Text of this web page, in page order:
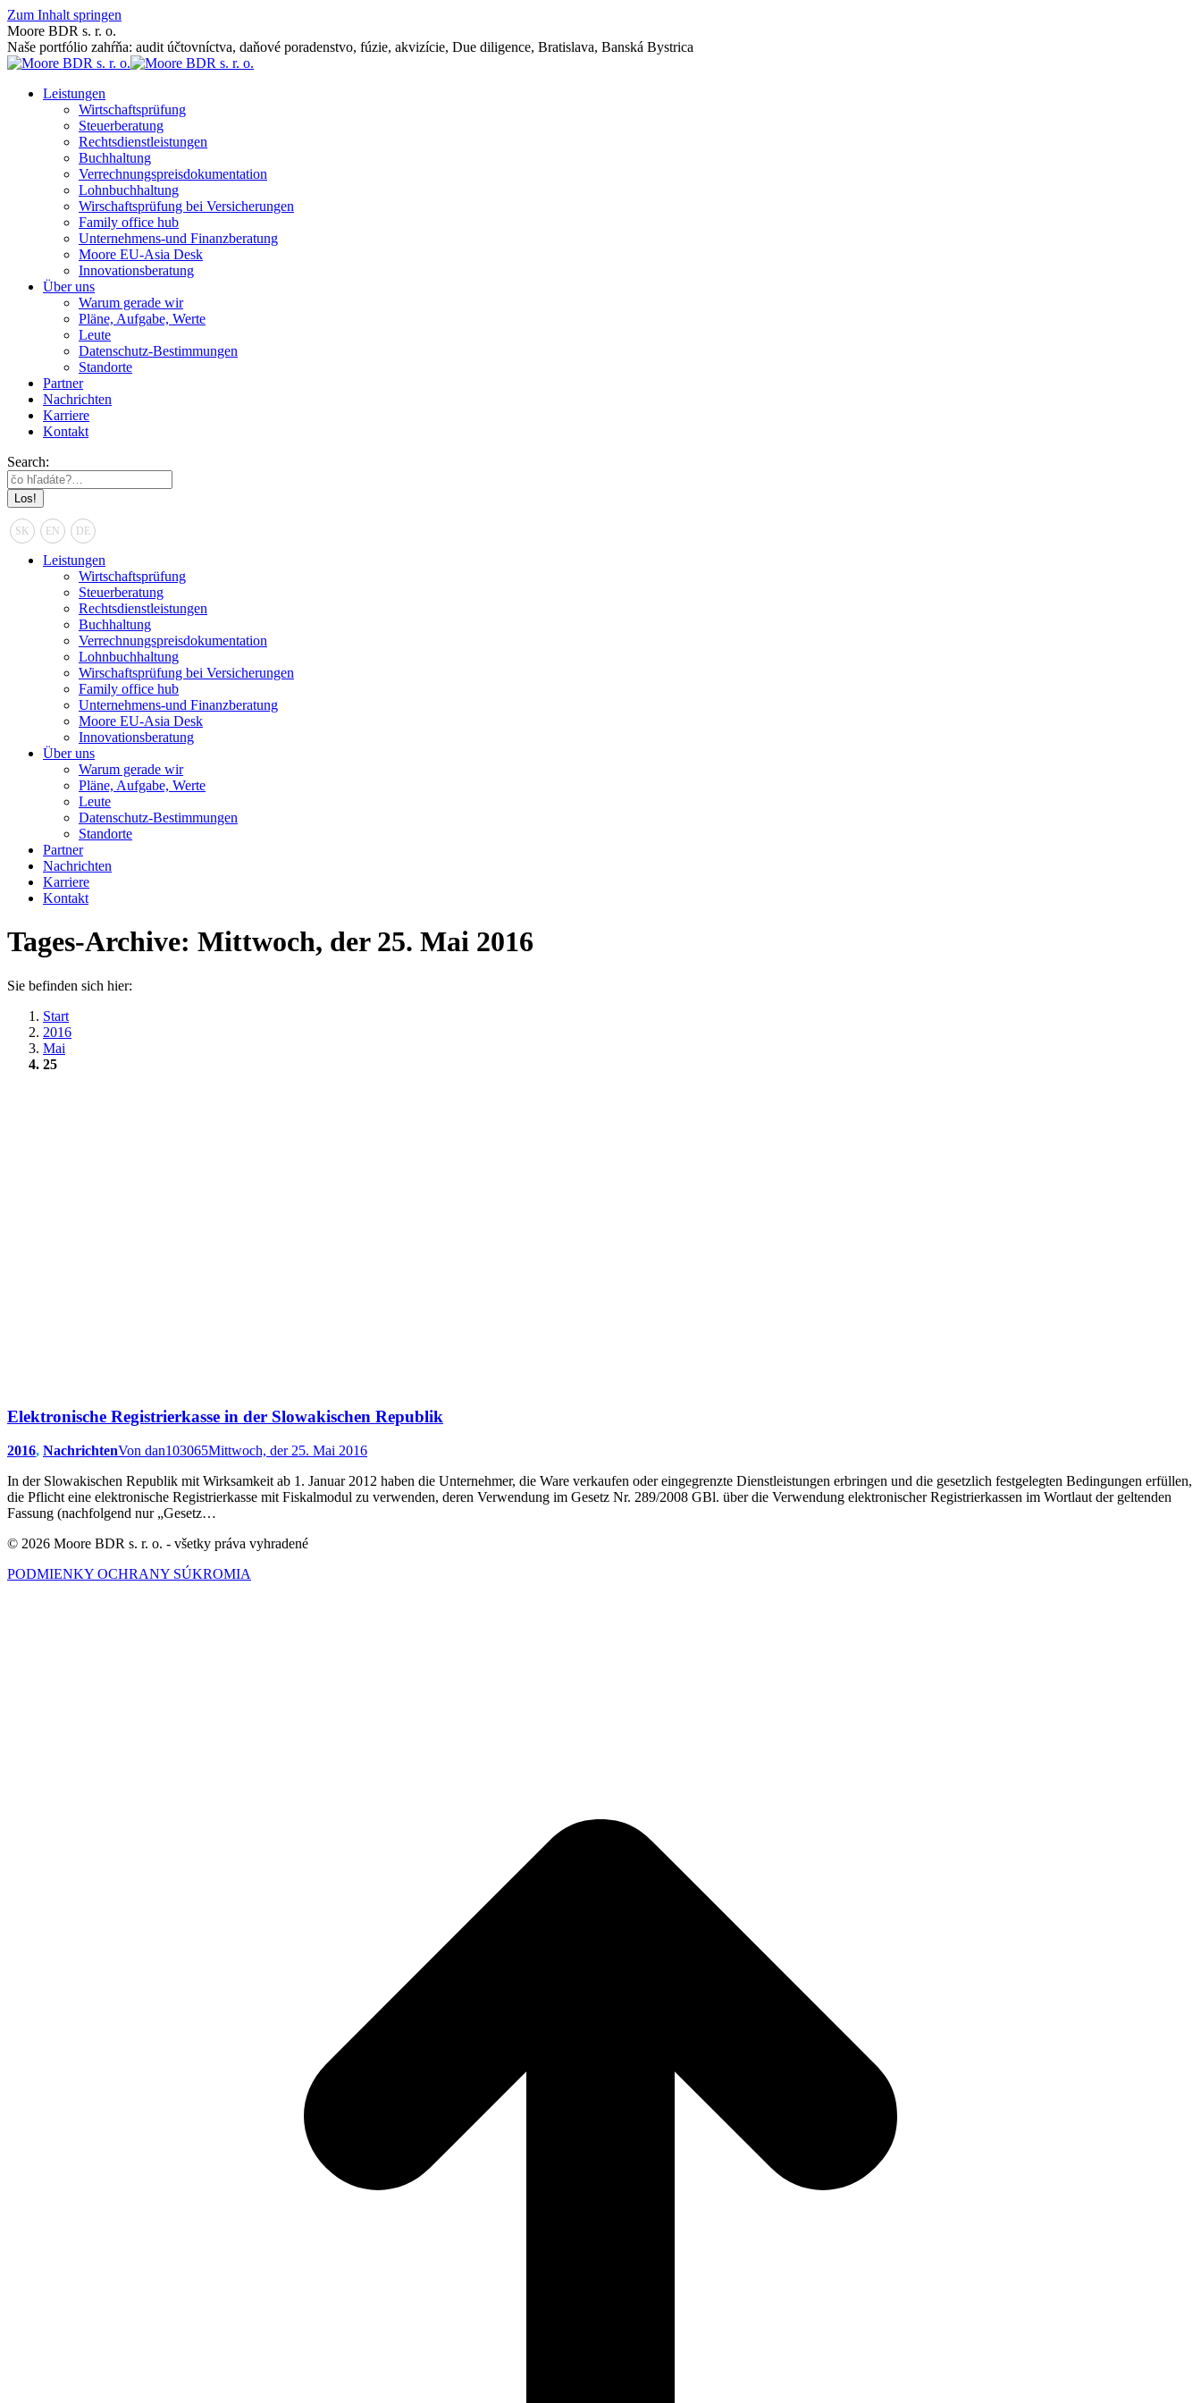
Zum Inhalt springen
Moore BDR s. r. o.
Naše portfólio zahŕňa: audit účtovníctva, daňové poradenstvo, fúzie, akvizície, Due diligence, Bratislava, Banská Bystrica
Leistungen
Wirtschaftsprüfung
Steuerberatung
Rechtsdienstleistungen
Buchhaltung
Verrechnungspreisdokumentation
Lohnbuchhaltung
Wirschaftsprüfung bei Versicherungen
Family office hub
Unternehmens-und Finanzberatung
Moore EU-Asia Desk
Innovationsberatung
Über uns
Warum gerade wir
Pläne, Aufgabe, Werte
Leute
Datenschutz-Bestimmungen
Standorte
Partner
Nachrichten
Karriere
Kontakt
Search:
SK EN DE
Leistungen
Wirtschaftsprüfung
Steuerberatung
Rechtsdienstleistungen
Buchhaltung
Verrechnungspreisdokumentation
Lohnbuchhaltung
Wirschaftsprüfung bei Versicherungen
Family office hub
Unternehmens-und Finanzberatung
Moore EU-Asia Desk
Innovationsberatung
Über uns
Warum gerade wir
Pläne, Aufgabe, Werte
Leute
Datenschutz-Bestimmungen
Standorte
Partner
Nachrichten
Karriere
Kontakt
Tages-Archive: Mittwoch, der 25. Mai 2016
Sie befinden sich hier:
Start
2016
Mai
25
Elektronische Registrierkasse in der Slowakischen Republik
2016, NachrichtenVon dan103065Mittwoch, der 25. Mai 2016
In der Slowakischen Republik mit Wirksamkeit ab 1. Januar 2012 haben die Unternehmer, die Ware verkaufen oder eingegrenzte Dienstleistungen erbringen und die gesetzlich festgelegten Bedingungen erfüllen,
die Pflicht eine elektronische Registrierkasse mit Fiskalmodul zu verwenden, deren Verwendung im Gesetz Nr. 289/2008 GBl. über die Verwendung elektronischer Registrierkassen im Wortlaut der geltenden
Fassung (nachfolgend nur „Gesetz…
© 2026 Moore BDR s. r. o. - všetky práva vyhradené
PODMIENKY OCHRANY SÚKROMIA